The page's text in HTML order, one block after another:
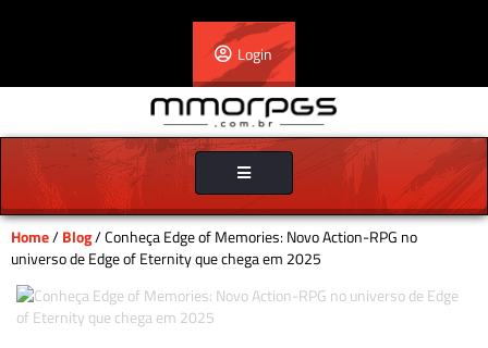
Login
Toggle
navigation
Home/Blog/ Conheça Edge of Memories: Novo Action-RPG no
universo de Edge of Eternity que chega em 2025